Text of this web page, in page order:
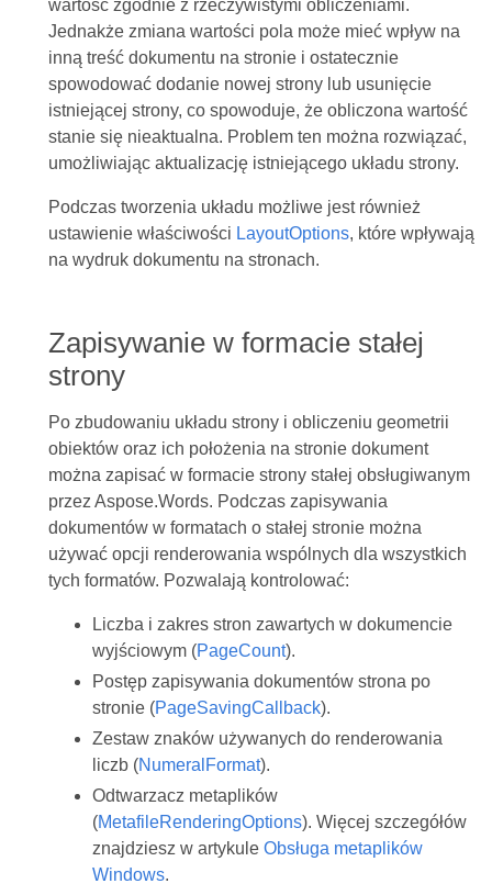
wartość zgodnie z rzeczywistymi obliczeniami.
Jednakże zmiana wartości pola może mieć wpływ na
inną treść dokumentu na stronie i ostatecznie
spowodować dodanie nowej strony lub usunięcie
istniejącej strony, co spowoduje, że obliczona wartość
stanie się nieaktualna. Problem ten można rozwiązać,
umożliwiając aktualizację istniejącego układu strony.
Podczas tworzenia układu możliwe jest również
ustawienie właściwości LayoutOptions, które wpływają
na wydruk dokumentu na stronach.
Zapisywanie w formacie stałej
strony
Po zbudowaniu układu strony i obliczeniu geometrii
obiektów oraz ich położenia na stronie dokument
można zapisać w formacie strony stałej obsługiwanym
przez Aspose.Words. Podczas zapisywania
dokumentów w formatach o stałej stronie można
używać opcji renderowania wspólnych dla wszystkich
tych formatów. Pozwalają kontrolować:
Liczba i zakres stron zawartych w dokumencie
wyjściowym (PageCount).
Postęp zapisywania dokumentów strona po
stronie (PageSavingCallback).
Zestaw znaków używanych do renderowania
liczb (NumeralFormat).
Odtwarzacz metaplików
(MetafileRenderingOptions). Więcej szczegółów
znajdziesz w artykule Obsługa metaplików
Windows.